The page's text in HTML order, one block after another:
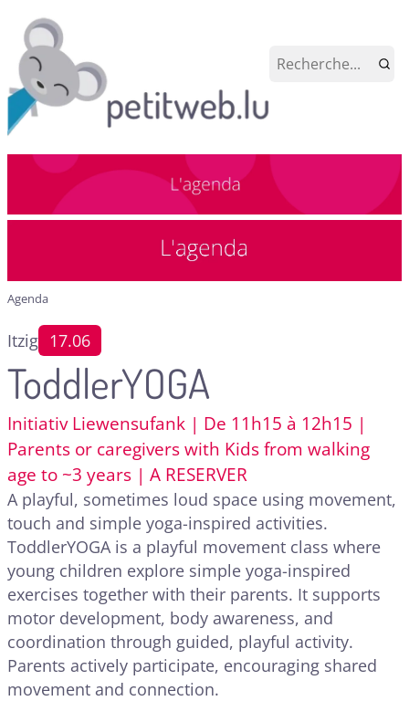
Agenda
Itzig 17.06
ToddlerYOGA
Initiativ Liewensufank | De 11h15 à 12h15 |
Parents or caregivers with Kids from walking
age to ~3 years | A RESERVER
A playful, sometimes loud space using movement,
touch and simple yoga-inspired activities.
ToddlerYOGA is a playful movement class where
young children explore simple yoga-inspired
exercises together with their parents. It supports
motor development, body awareness, and
coordination through guided, playful activity.
Parents actively participate, encouraging shared
movement and connection.